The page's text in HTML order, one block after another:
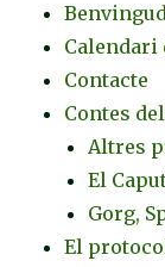
Calendari
Contacte
Contes
Altres
El
Gorg,
El